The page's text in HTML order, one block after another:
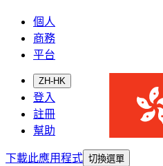
個人
商務
平台
ZH-HK
登入
註冊
幫助
下載此應用程式 切換選單